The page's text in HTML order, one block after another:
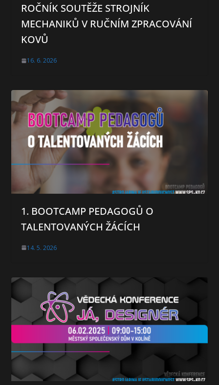
ROČNÍK SOUTĚŽE STROJNÍK
MECHANIKŮ V RUČNÍM ZPRACOVÁNÍ
KOVŮ
16. 6. 2026
1. BOOTCAMP PEDAGOGŮ O
TALENTOVANÝCH ŽÁCÍCH
14. 5. 2026